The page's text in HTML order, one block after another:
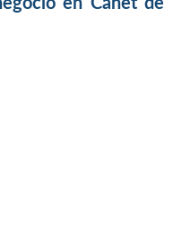
en Canet de